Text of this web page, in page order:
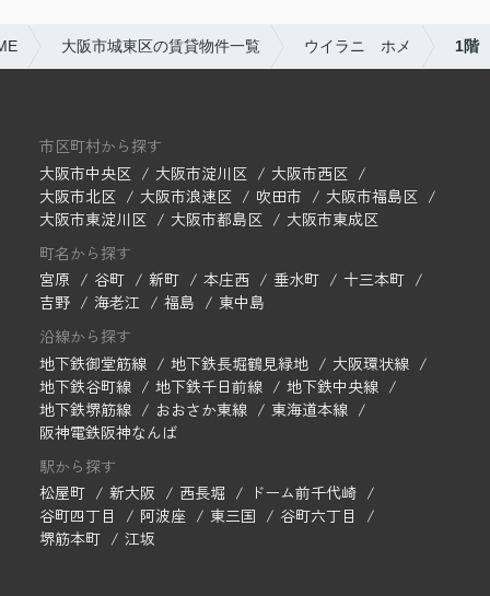
大阪市城東区の賃貸物件一覧 ウイラニ ホメ 1階
市区町村から探す
大阪市中央区
大阪市淀川区
大阪市西区
大阪市北区
大阪市浪速区 吹田市
大阪市福島区
大阪市東淀川区
大阪市都島区
大阪市東成区
町名から探す
宮原
谷町 新町 本庄西 垂水町
十三本町
吉野
海老江 福島
東中島
沿線から探す
地下鉄御堂筋線
地下鉄長堀鶴見緑地
大阪環状線
地下鉄谷町線
地下鉄千日前線
地下鉄中央線
地下鉄堺筋線
おおさか東線
東海道本線
阪神電鉄阪神なんば
駅から探す
松屋町
新大阪 西長堀
ドーム前千代崎
谷町四丁目
阿波座 東三国
谷町六丁目
堺筋本町
江坂